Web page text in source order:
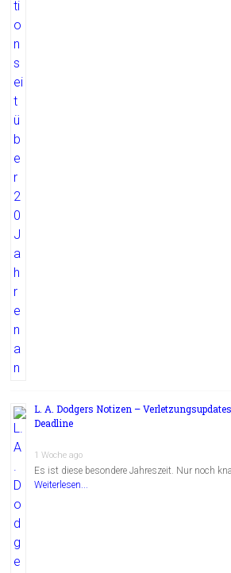
L. A. Dodgers Notizen –
Deadline
1 Woche ago
Es ist diese besondere Jahreszeit. Nur noch
Weiterlesen...